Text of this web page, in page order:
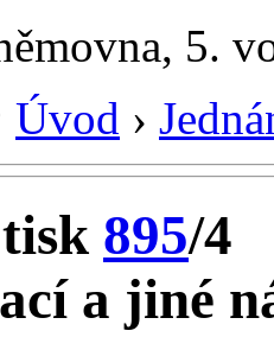
5.
Úvod ›
895/4
a jiné